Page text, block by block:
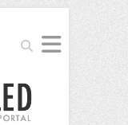
Suchen